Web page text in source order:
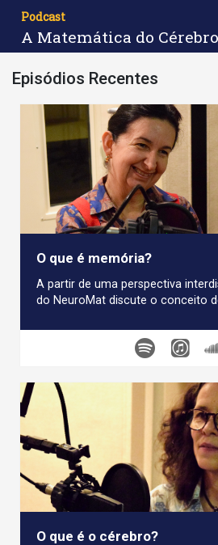
Podcast
A Matemática do Cérebro
Episódios Recentes
O que é memória?
A partir de uma perspectiva
do NeuroMat discute o conceito
O que é o cérebro?